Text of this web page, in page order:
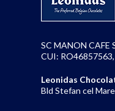
SC MANON CAFE
CUI:
Leonidas
Bld Stefan cel